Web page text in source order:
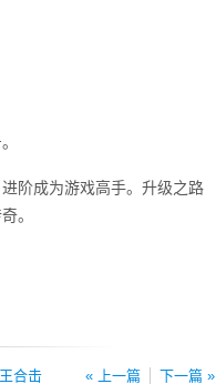
阶成为游戏高手。升级之路
。
« 上一篇 下一篇 »
合击